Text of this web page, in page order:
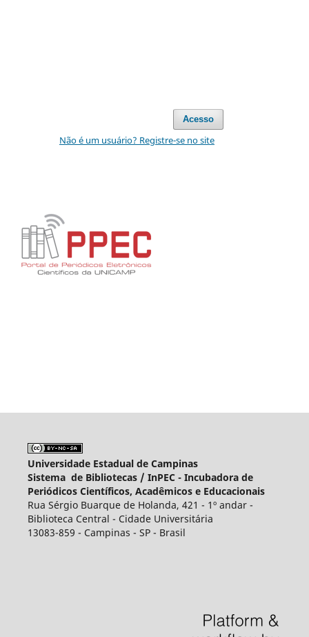
Acesso
Não é um usuário? Registre-se no site
Universidade Estadual de Campinas
Sistema de Bibliotecas / InPEC - Incubadora de
Periódicos Científicos, Acadêmicos e Educacionais
Rua Sérgio Buarque de Holanda, 421 - 1º andar -
Biblioteca Central - Cidade Universitária
13083-859 - Campinas - SP - Brasil